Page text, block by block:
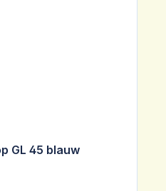
van 5 van 5 sterren
GL 45 blauw